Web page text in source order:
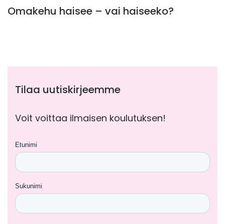
Omakehu haisee – vai haiseeko?
Tilaa uutiskirjeemme
Voit voittaa ilmaisen koulutuksen!